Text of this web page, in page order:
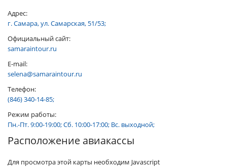
Адрес:
г. Самара, ул. Самарская, 51/53;
Официальный сайт:
samaraintour.ru
E-mail:
selena@samaraintour.ru
Телефон:
(846) 340-14-85;
Режим работы:
Пн.-Пт. 9:00-19:00; Сб. 10:00-17:00; Вс. выходной;
Расположение авиакассы
Для просмотра этой карты необходим Javascript